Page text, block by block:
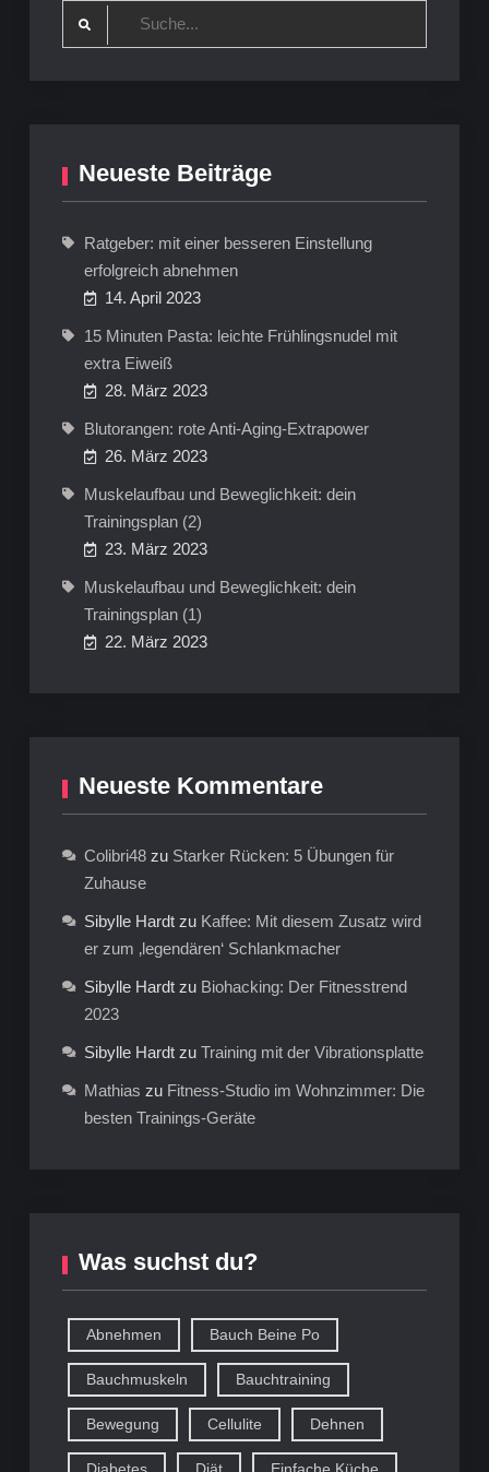
Neueste Beiträge
Ratgeber: mit einer besseren Einstellung
erfolgreich abnehmen
14. April 2023
15 Minuten Pasta: leichte Frühlingsnudel mit
extra Eiweiß
28. März 2023
Blutorangen: rote Anti-Aging-Extrapower
26. März 2023
Muskelaufbau und Beweglichkeit: dein
Trainingsplan (2)
23. März 2023
Muskelaufbau und Beweglichkeit: dein
Trainingsplan (1)
22. März 2023
Neueste Kommentare
Colibri48zu Starker Rücken: 5 Übungen für
Zuhause
Sibylle Hardtzu Kaffee: Mit diesem Zusatz wird
er zum ‚legendären‘ Schlankmacher
Sibylle Hardtzu Biohacking: Der Fitnesstrend
2023
Sibylle Hardtzu Training mit der Vibrationsplatte
Mathias zu Fitness-Studio im Wohnzimmer: Die
besten Trainings-Geräte
Was suchst du?
Abnehmen Bauch Beine Po
Bauchmuskeln Bauchtraining
Bewegung Cellulite Dehnen
Diabetes Diät Einfache Küche